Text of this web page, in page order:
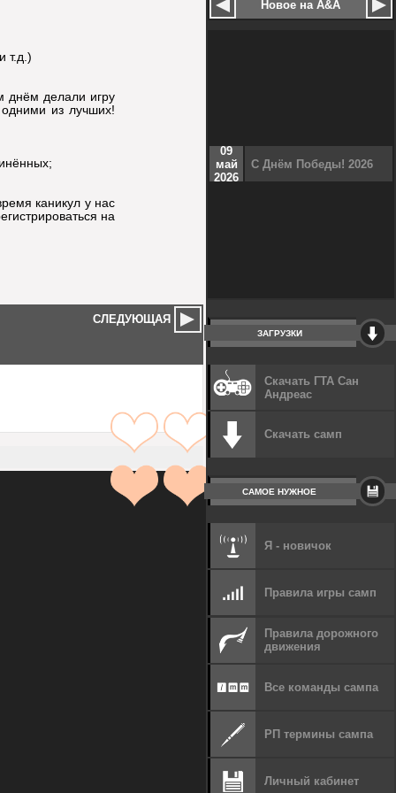
т.д.)
днём делали игру
из лучших!
каникул у нас
на
СЛЕДУЮЩАЯ
Новое на A&A
09
май
2026
С Днём Победы! 2026
ЗАГРУЗКИ
Скачать ГТА Сан
Андреас
Скачать самп
САМОЕ НУЖНОЕ
Я - новичок
Правила игры самп
Правила дорожного
движения
Все команды сампа
РП термины сампа
Личный кабинет